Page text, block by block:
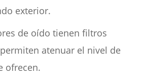
exterior.
de oído tienen filtros
atenuar el nivel de
ofrecen.